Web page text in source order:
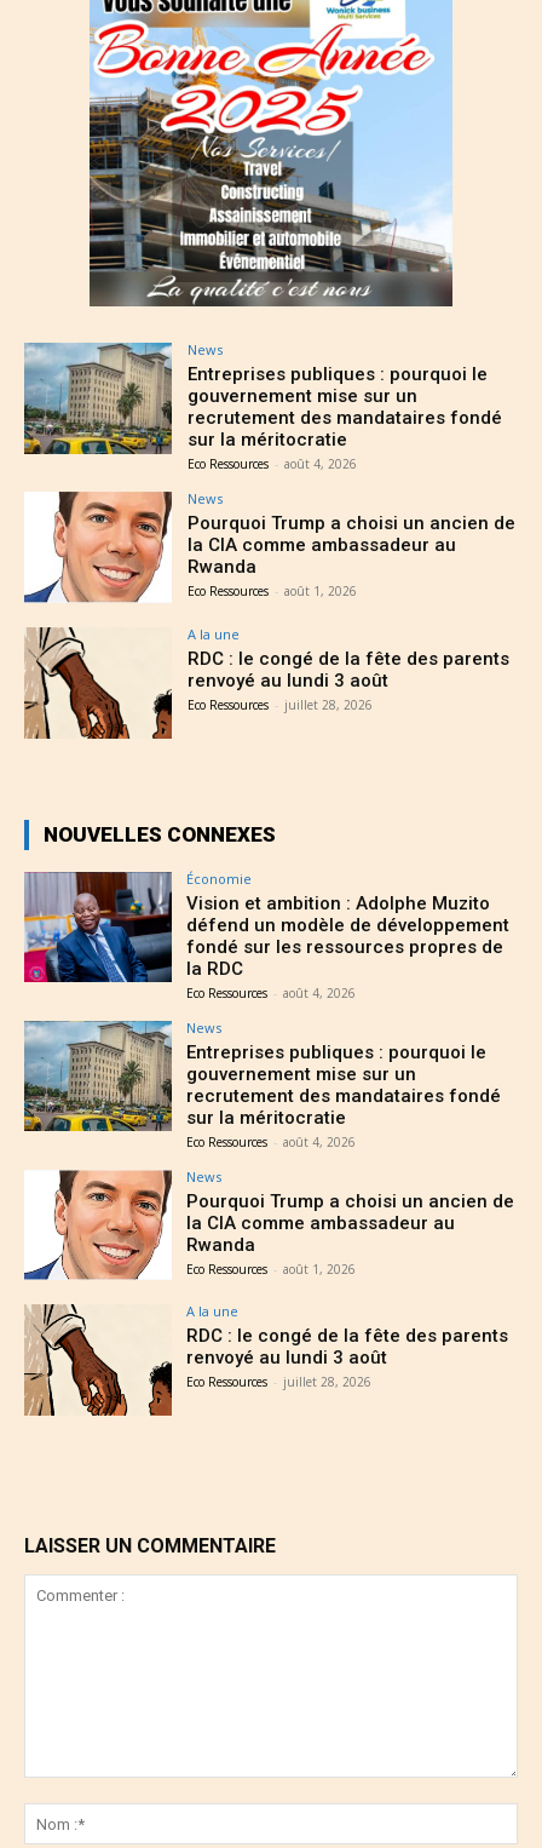
News
Entreprises publiques : pourquoi le
gouvernement mise sur un
recrutement des mandataires fondé
sur la méritocratie
Eco Ressources - août 4, 2026
News
Pourquoi Trump a choisi un ancien de
la CIA comme ambassadeur au
Rwanda
Eco Ressources - août 1, 2026
A la une
RDC : le congé de la fête des parents
renvoyé au lundi 3 août
Eco Ressources - juillet 28, 2026
NOUVELLES CONNEXES
Économie
Vision et ambition : Adolphe Muzito
défend un modèle de développement
fondé sur les ressources propres de
la RDC
Eco Ressources - août 4, 2026
News
Entreprises publiques : pourquoi le
gouvernement mise sur un
recrutement des mandataires fondé
sur la méritocratie
Eco Ressources - août 4, 2026
News
Pourquoi Trump a choisi un ancien de
la CIA comme ambassadeur au
Rwanda
Eco Ressources - août 1, 2026
A la une
RDC : le congé de la fête des parents
renvoyé au lundi 3 août
Eco Ressources - juillet 28, 2026
LAISSER UN COMMENTAIRE
:*